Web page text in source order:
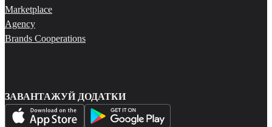
Marketplace
Agency
Brands Cooperations
ЗАВАНТАЖУЙ ДОДАТКИ